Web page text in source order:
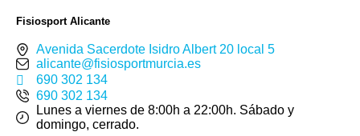
Fisiosport Alicante
Avenida Sacerdote Isidro Albert 20 local 5
alicante@fisiosportmurcia.es
690 302 134
690 302 134
Lunes a viernes de 8:00h a 22:00h. Sábado y
domingo, cerrado.